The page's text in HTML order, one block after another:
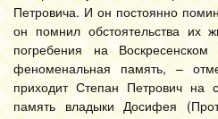
Петровича. И он постоянно
он помнил обстоятельства их
погребения на
феноменальная память, –
приходит Степан Петрович на
память владыки Досифея